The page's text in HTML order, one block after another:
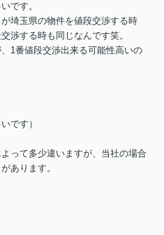
です。
埼玉県の物件を値段交渉する時
渉する時も同じなんです笑。
1番値段交渉出来る可能性高いの
です）
って多少違いますが、当社の場合
あります。